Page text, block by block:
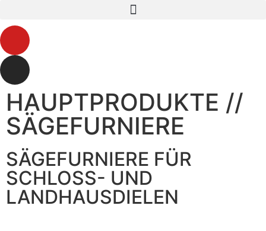
HAUPTPRODUKTE //
SÄGEFURNIERE
SÄGEFURNIERE FÜR
SCHLOSS- UND
LANDHAUSDIELEN